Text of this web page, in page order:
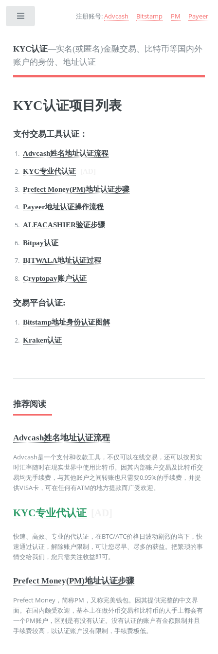
KYC认证—实名(或匿名)金融交易、比特币等国内外
账户的身份、地址认证
注册账号:Advcash Bitstamp PM Payeer
KYC认证项目列表
支付交易工具认证：
Advcash姓名地址认证流程
KYC专业代认证
Prefect Money(PM)地址认证步骤
Payeer地址认证操作流程
ALFACASHIER验证步骤
Bitpay认证
BITWALA地址认证过程
Cryptopay账户认证
交易平台认证:
Bitstamp地址身份认证图解
Kraken认证
推荐阅读
Advcash姓名地址认证流程
Advcash是一个支付和收款工具，不仅可以在线交易，还可以按照实
时汇率随时在现实世界中使用比特币。因其内部账户交易及比特币交
易均无手续费，与其他账户之间转账也只需要0.95%的手续费，并提
供VISA卡，可在任何有ATM的地方提款而广受欢迎。
KYC专业代认证
快速、高效、专业的代认证，在BTC/ATC价格日波动剧烈的当下，快
速通过认证，解除账户限制，可让您尽早、尽多的获益。把繁琐的事
情交给我们，您只需关注收益即可。
Prefect Money(PM)地址认证步骤
Prefect Money，简称PM，又称完美钱包。因其提供完整的中文界
面。在国内颇受欢迎，基本上在做外币交易和比特币的人手上都会有
一个PM账户，区别是有没有认证。没有认证的账户有金额限制并且
手续费较高，以认证账户没有限制，手续费极低。